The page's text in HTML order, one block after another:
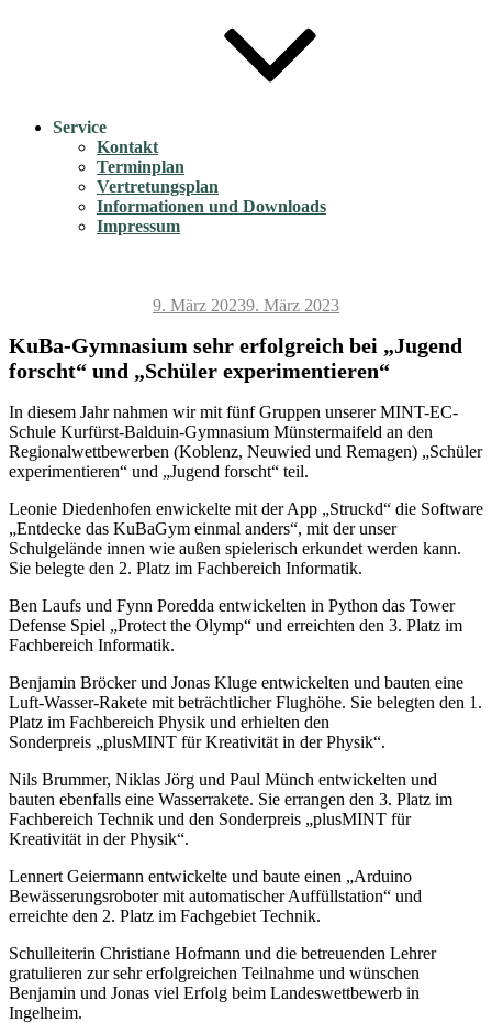
Service
Kontakt
Terminplan
Vertretungsplan
Informationen und Downloads
Impressum
Veröffentlicht
9. März 20239. März 2023
KuBa-Gymnasium sehr erfolgreich bei „Jugend
forscht“ und „Schüler experimentieren“
In diesem Jahr nahmen wir mit fünf Gruppen unserer MINT-EC-
Schule Kurfürst-Balduin-Gymnasium Münstermaifeld an den
Regionalwettbewerben (Koblenz, Neuwied und Remagen) „Schüler
experimentieren“ und „Jugend forscht“ teil.
Leonie Diedenhofen enwickelte mit der App „Struckd“ die Software
„Entdecke das KuBaGym einmal anders“, mit der unser
Schulgelände innen wie außen spielerisch erkundet werden kann.
Sie belegte den 2. Platz im Fachbereich Informatik.
Ben Laufs und Fynn Poredda entwickelten in Python das Tower
Defense Spiel „Protect the Olymp“ und erreichten den 3. Platz im
Fachbereich Informatik.
Benjamin Bröcker und Jonas Kluge entwickelten und bauten eine
Luft-Wasser-Rakete mit beträchtlicher Flughöhe. Sie belegten den 1.
Platz im Fachbereich Physik und erhielten den
Sonderpreis „plusMINT für Kreativität in der Physik“.
Nils Brummer, Niklas Jörg und Paul Münch entwickelten und
bauten ebenfalls eine Wasserrakete. Sie errangen den 3. Platz im
Fachbereich Technik und den Sonderpreis „plusMINT für
Kreativität in der Physik“.
Lennert Geiermann entwickelte und baute einen „Arduino
Bewässerungsroboter mit automatischer Auffüllstation“ und
erreichte den 2. Platz im Fachgebiet Technik.
Schulleiterin Christiane Hofmann und die betreuenden Lehrer
gratulieren zur sehr erfolgreichen Teilnahme und wünschen
Benjamin und Jonas viel Erfolg beim Landeswettbewerb in
Ingelheim.